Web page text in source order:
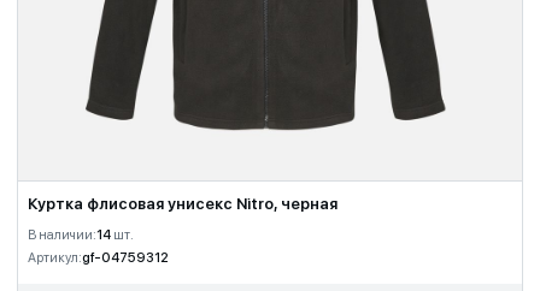
Куртка флисовая унисекс Nitro, черная
В наличии:14 шт.
Артикул:gf-04759312